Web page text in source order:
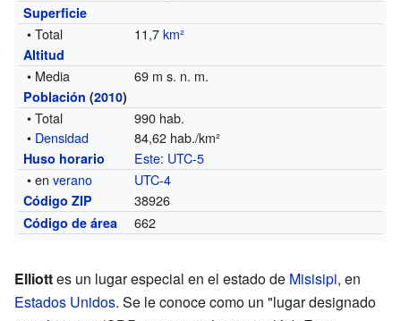
Superficie
• Total 11,7km²
Altitud
• Media 69 m s. n. m.
Población (2010)
• Total
990 hab.
• Densidad 84,62 hab./km²
Huso horario Este: UTC-5
• enverano UTC-4
Código ZIP 38926
Código de área 662
Elliottes un lugar especial en el estado de Misisipi, en
Estados Unidos. Se le conoce como un "lugar designado